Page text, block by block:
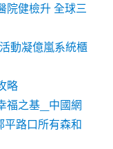
院健檢升 全球三
動凝億嵐系統櫃
略
福之基_中國網
平路口所有森和